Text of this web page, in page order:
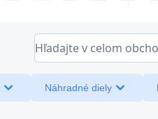
Hľadajte v celom
Náhradné diely